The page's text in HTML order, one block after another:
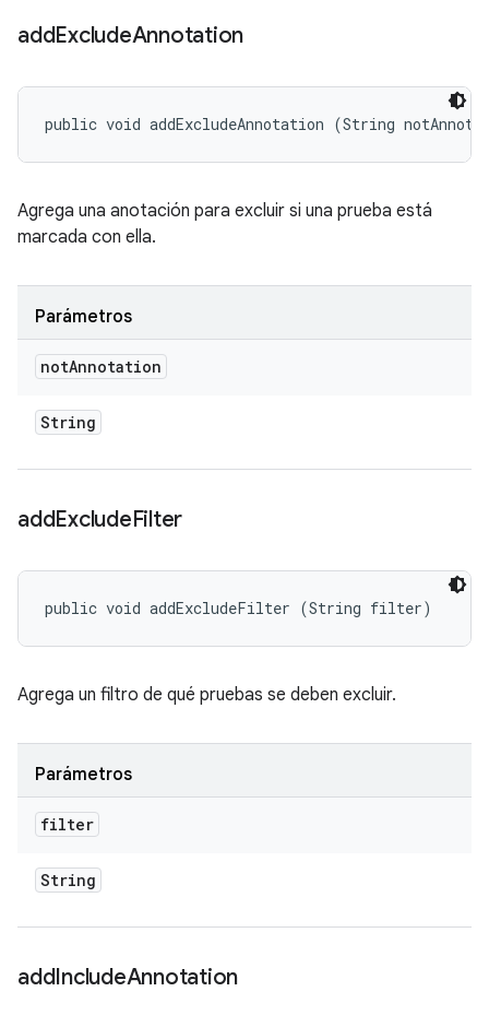
addExcludeAnnotation
public void addExcludeAnnotation (String
Agrega una anotación para excluir si una prueba está
marcada con ella.
Parámetros
notAnnotation
String
addExcludeFilter
public void addExcludeFilter (String filter)
Agrega un filtro de qué pruebas se deben excluir.
Parámetros
filter
String
addIncludeAnnotation